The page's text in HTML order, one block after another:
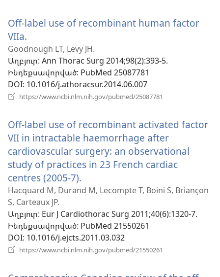
պատուհան)
Off-label use of recombinant human factor
VIIa.
է
նոր
պատուհան)
Goodnough LT, Levy JH.
Աղբյուր‎: Ann Thorac Surg 2014;98(2):393-5.
Ինդեքսավորված‎: PubMed 25087781
DOI‎: 10.1016/j.athoracsur.2014.06.007
https://www.ncbi.nlm.nih.gov/pubmed/25087781
պատուհան)
Off-label use of recombinant activated factor
VII in intractable haemorrhage after
cardiovascular surgery: an observational
study of practices in 23 French cardiac
centres (2005-7).
է
պատուհան)
Hacquard M, Durand M, Lecompte T, Boini S, Briançon
S, Carteaux JP.
Աղբյուր‎: Eur J Cardiothorac Surg 2011;40(6):1320-7.
Ինդեքսավորված‎: PubMed 21550261
DOI‎: 10.1016/j.ejcts.2011.03.032
https://www.ncbi.nlm.nih.gov/pubmed/21550261